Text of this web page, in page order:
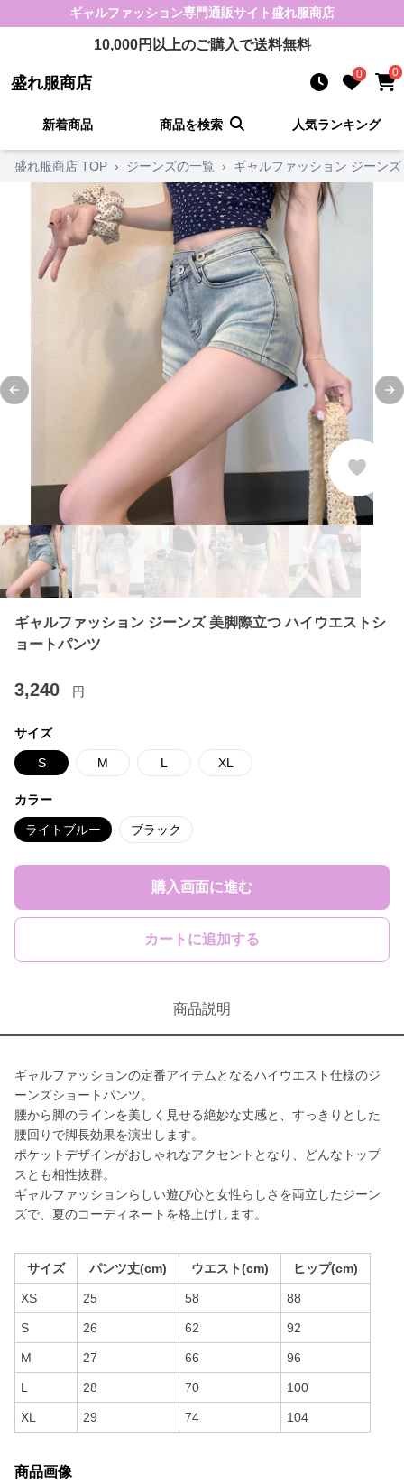
ギャルファッション専門通販サイト盛れ服商店
10,000円以上のご購入で送料無料
盛れ服商店 0 0
新着商品 商品を検索 人気ランキング
盛れ服商店 TOP › ジーンズの一覧 › ギャルファッション ジーン
Previous slide
ギャルファッション ジーンズ 美脚際立つ ハイウエストシ
ョートパンツ
3,240 円
サイズ
S M L XL
カラー
ライトブルー ブラック
購入画面に進む
カートに追加する
商品説明
ギャルファッションの定番アイテムとなるハイウエスト仕様のジ
ーンズショートパンツ。
腰から脚のラインを美しく見せる絶妙な丈感と、すっきりとした
腰回りで脚長効果を演出します。
ポケットデザインがおしゃれなアクセントとなり、どんなトップ
スとも相性抜群。
ギャルファッションらしい遊び心と女性らしさを両立したジーン
ズで、夏のコーディネートを格上げします。
サイズ パンツ丈(cm) ウエスト(cm) ヒップ(cm)
XS 25 58 88
S 26 62 92
M 27 66 96
L 28 70 100
XL 29 74 104
商品画像